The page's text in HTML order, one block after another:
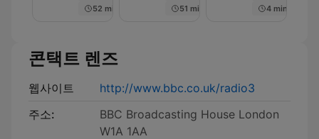
52 min
51 min
4 min
콘택트 렌즈
웹사이트
http://www.bbc.co.uk/radio3
주소:
BBC Broadcasting House London
W1A 1AA